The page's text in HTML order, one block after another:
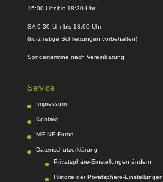
15:00 Uhr bis 18:30 Uhr
SA 9:30 Uhr bis 13:00 Uhr
(kurzfristige Schließungen vorbehalten)
Sondertermine nach Vereinbarung
Service
Impressum
Kontakt
MEINE Fotos
Datenschutzerklärung
Privatsphäre-Einstellungen ändern
Historie der Privatsphäre-Einstellungen